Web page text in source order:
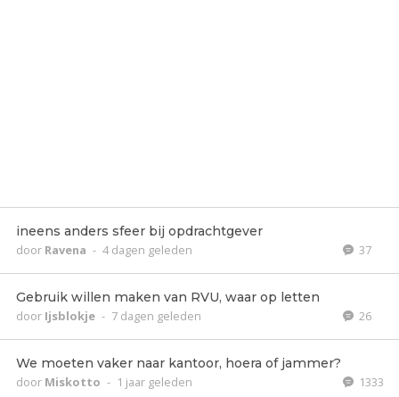
ineens anders sfeer bij opdrachtgever
door Ravena - 4 dagen geleden 37
Gebruik willen maken van RVU, waar op letten
door Ijsblokje - 7 dagen geleden 26
We moeten vaker naar kantoor, hoera of jammer?
door Miskotto - 1 jaar geleden 1333